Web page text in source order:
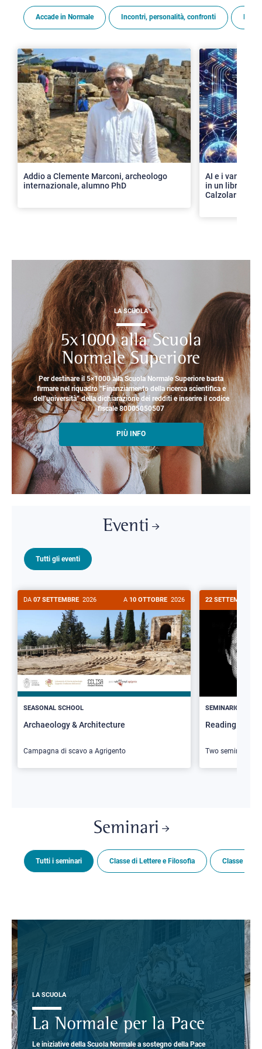
Accade in Normale Incontri, personalità, confronti
Addio a Clemente Marconi, archeologo
internazionale, alumno PhD
AI e i vantaggi
in un libro con
Calzolari
>
LA SCUOLA
5x1000 alla Scuola
Normale Superiore
Per destinare il 5×1000 alla Scuola Normale Superiore basta
firmare nel riquadro “Finanziamento della ricerca scientifica e
dell’università” della dichiarazione dei redditi e inserire il codice
fiscale 80005050507
PIÙ INFO
Eventi
Tutti gli eventi
DA 07 SETTEMBRE 2026 A 10 OTTOBRE 2026
SEASONAL SCHOOL
Archaeology & Architecture
Campagna di scavo a Agrigento
22 SETTEMBRE
SEMINARIO
Reading
Two seminars
Seminari
Tutti i seminari Classe di Lettere e Filosofia Classe di
LA SCUOLA
La Normale per la Pace
Le iniziative della Scuola Normale a sostegno della Pace